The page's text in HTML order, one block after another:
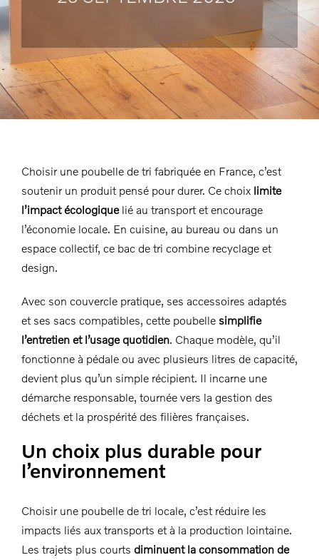
Choisir une poubelle de tri fabriquée en France, c’est
soutenir un produit pensé pour durer. Ce choix limite
l’impact écologiquelié au transport et encourage
l’économie locale. En cuisine, au bureau ou dans un
espace collectif, ce bac de tri combine recyclage et
design.
Avec son couvercle pratique, ses accessoires adaptés
et ses sacs compatibles, cette poubelle simplifie
l’entretien et l’usage quotidien. Chaque modèle, qu’il
fonctionne à pédale ou avec plusieurs litres de capacité,
devient plus qu’un simple récipient. Il incarne une
démarche responsable, tournée vers la gestion des
déchets et la prospérité des filières françaises.
Un choix plus durable pour
l’environnement
Choisir une poubelle de tri locale, c’est réduire les
impacts liés aux transports et à la production lointaine.
Les trajets plus courts diminuent la consommation de
DEVIS